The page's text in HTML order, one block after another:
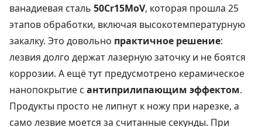
ванадиевая сталь 50Cr15MoV, которая прошла 25
этапов обработки, включая высокотемпературную
закалку. Это довольно практичное решение:
лезвия долго держат лазерную заточку и не боятся
коррозии. А ещё тут предусмотрено керамическое
нанопокрытие с антиприлипающим эффектом.
Продукты просто не липнут к ножу при нарезке, а
само лезвие моется за считанные секунды. При